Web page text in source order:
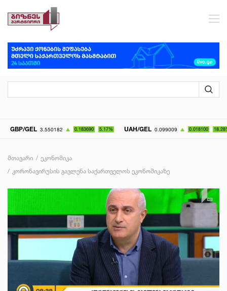
GEL 3.550182 0.183690 5.17% UAH/GEL 0.099009 0.018100 18.28%
მთავარი
ეკონომიკა
კორონავირუსის გავლენა საქართველოს ეკონომიკაზე